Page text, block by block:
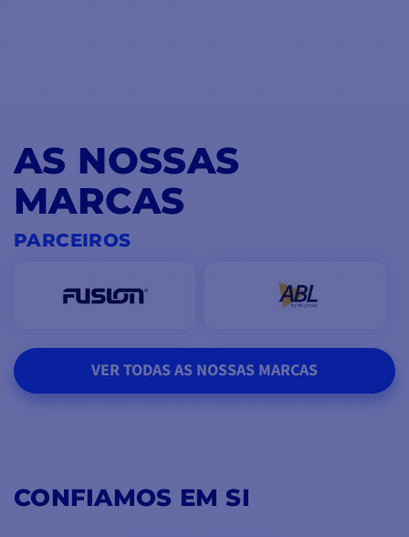
AS NOSSAS
MARCAS
PARCEIROS
VER TODAS AS NOSSAS MARCAS
CONFIAMOS EM SI